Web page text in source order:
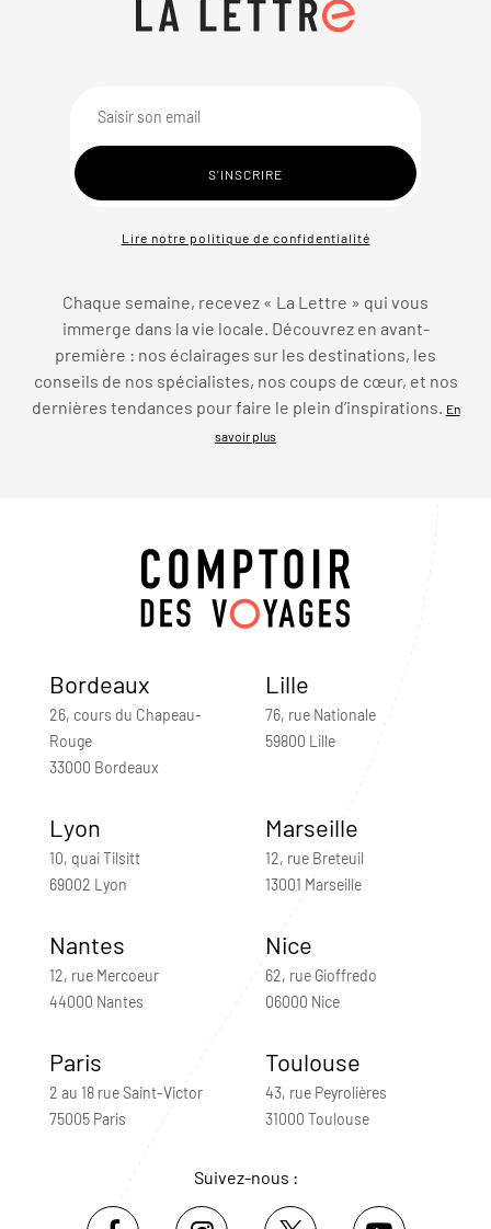
Lire notre politique de confidentialité
Chaque semaine, recevez « La Lettre » qui vous
immerge dans la vie locale. Découvrez en avant-
première : nos éclairages sur les destinations, les
conseils de nos spécialistes, nos coups de cœur, et nos
dernières tendances pour faire le plein d’inspirations.
En
savoir plus
Bordeaux
26, cours du Chapeau-
Rouge
33000 Bordeaux
Lille
76, rue Nationale
59800 Lille
Lyon
10, quai Tilsitt
69002 Lyon
Marseille
12, rue Breteuil
13001 Marseille
Nantes
12, rue Mercoeur
44000 Nantes
Nice
62, rue Gioffredo
06000 Nice
Paris
2 au 18 rue Saint-Victor
75005 Paris
Toulouse
43, rue Peyrolières
31000 Toulouse
Suivez-nous :